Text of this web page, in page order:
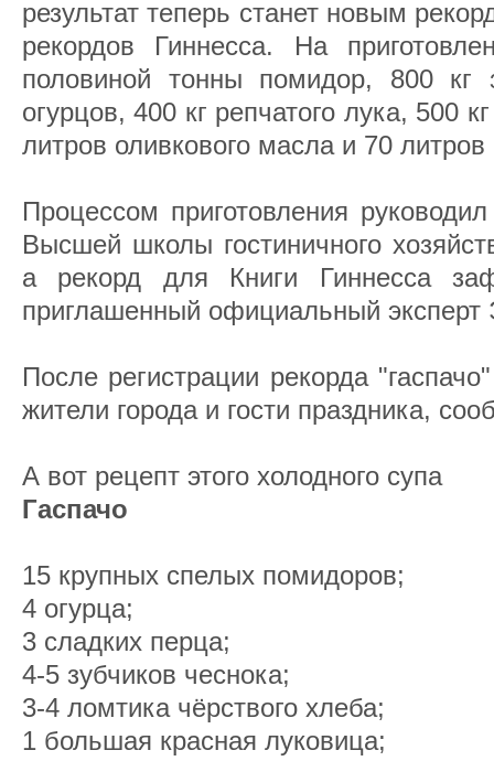
результат теперь станет новым
рекордов Гиннесса. На
половиной тонны помидор, 800 кг
огурцов, 400 кг репчатого лука, 500
литров оливкового масла и 70 литров
Процессом приготовления
Высшей школы гостиничного
а рекорд для Книги Гиннесса
приглашенный официальный
После регистрации рекорда
жители города и гости праздника,
А вот рецепт этого холодного супа
Гаспачо
15 крупных спелых помидоров;
4 огурца;
3 сладких перца;
4-5 зубчиков чеснока;
3-4 ломтика чёрствого хлеба;
1 большая красная луковица;